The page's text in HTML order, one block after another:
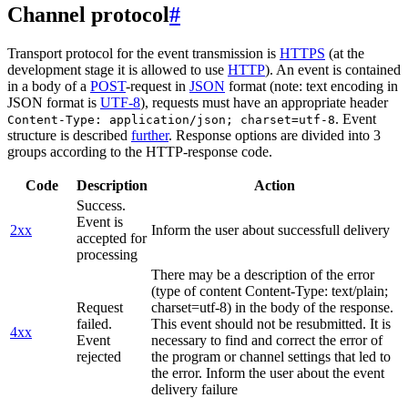
Channel protocol#
Transport protocol for the event transmission is HTTPS (at the
development stage it is allowed to use HTTP). An event is contained
in a body of a POST-request in JSON format (note: text encoding in
JSON format is UTF-8), requests must have an appropriate header
Content-Type: application/json; charset=utf-8. Event
structure is described further. Response options are divided into 3
groups according to the HTTP-response code.
Code Description Action
2xx
Success.
Event is
accepted for
processing
Inform the user about successfull delivery
4xx
Request
failed.
Event
rejected
There may be a description of the error
(type of content Content-Type: text/plain;
charset=utf-8) in the body of the response.
This event should not be resubmitted. It is
necessary to find and correct the error of
the program or channel settings that led to
the error. Inform the user about the event
delivery failure